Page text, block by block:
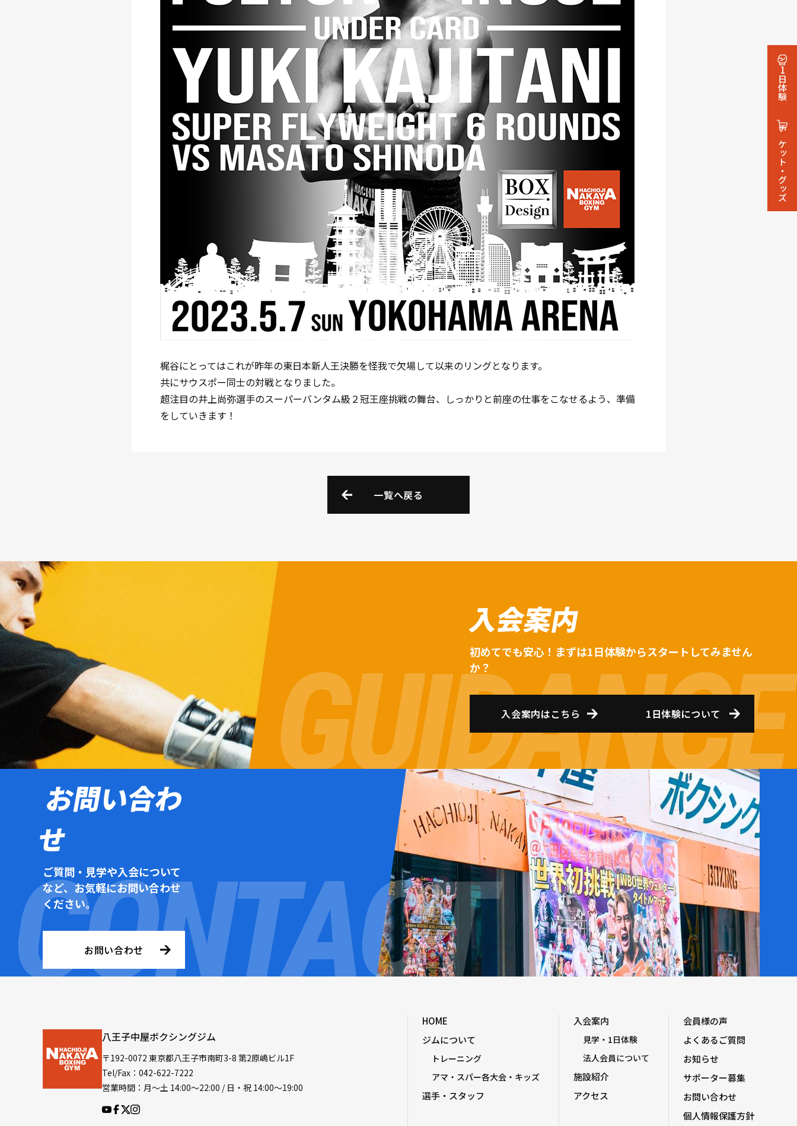
1日体験
チケット・グッズ
梶谷にとってはこれが昨年の東日本新人王決勝を怪我で欠場して以来のリングとなります。
共にサウスポー同士の対戦となりました。
超注目の井上尚弥選手のスーパーバンタム級２冠王座挑戦の舞台、しっかりと前座の仕事をこなせるよう、準備
をしていきます！
一覧へ戻る
入会案内
初めてでも安心！まずは1日体験からスタートしてみません
か？
入会案内はこちら 1日体験について
お問い合わ
せ
ご質問・見学や入会について
など、お気軽にお問い合わせ
ください。
お問い合わせ
八王子中屋ボクシングジム
〒192-0072 東京都八王子市南町3-8 第2原嶋ビル1F
Tel/Fax：042-622-7222
営業時間：月〜土 14:00〜22:00 / 日・祝 14:00〜19:00
HOME
ジムについて
トレーニング
アマ・スパー各大会・キッズ
選手・スタッフ
入会案内
見学・1日体験
法人会員について
施設紹介
アクセス
会員様の声
よくあるご質問
お知らせ
サポーター募集
お問い合わせ
個人情報保護方針